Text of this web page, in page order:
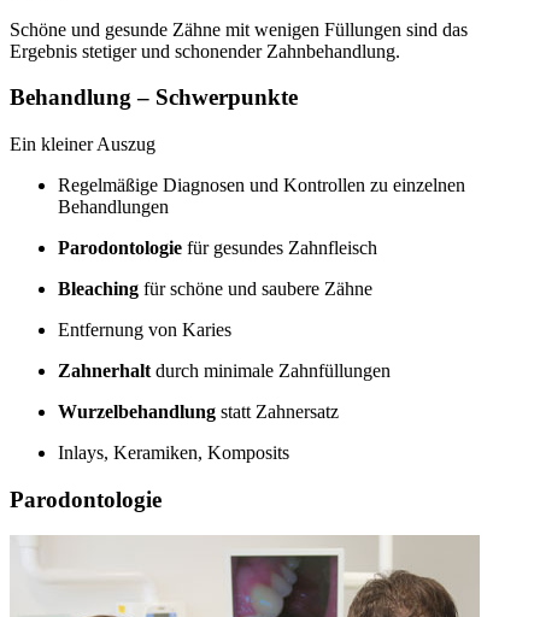
Schöne und gesunde Zähne mit wenigen Füllungen sind das
Ergebnis stetiger und schonender Zahnbehandlung.
Behandlung – Schwerpunkte
Ein kleiner Auszug
Regelmäßige Diagnosen und Kontrollen zu einzelnen
Behandlungen
Parodontologie für gesundes Zahnfleisch
Bleaching für schöne und saubere Zähne
Entfernung von Karies
Zahnerhalt durch minimale Zahnfüllungen
Wurzelbehandlung statt Zahnersatz
Inlays, Keramiken, Komposits
Parodontologie